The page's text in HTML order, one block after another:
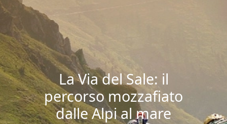
La Via del Sale: il
percorso mozzafiato
dalle Alpi al mare